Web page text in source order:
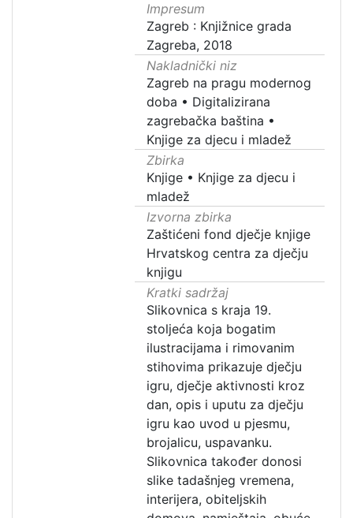
Impresum
Zagreb : Knjižnice grada
Zagreba, 2018
Nakladnički niz
Zagreb na pragu modernog
doba • Digitalizirana
zagrebačka baština •
Knjige za djecu i mladež
Zbirka
Knjige • Knjige za djecu i
mladež
Izvorna zbirka
Zaštićeni fond dječje knjige
Hrvatskog centra za dječju
knjigu
Kratki sadržaj
Slikovnica s kraja 19.
stoljeća koja bogatim
ilustracijama i rimovanim
stihovima prikazuje dječju
igru, dječje aktivnosti kroz
dan, opis i uputu za dječju
igru kao uvod u pjesmu,
brojalicu, uspavanku.
Slikovnica također donosi
slike tadašnjeg vremena,
interijera, obiteljskih